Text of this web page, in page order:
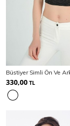
Body
SPOR GİYİM
330,00 TL